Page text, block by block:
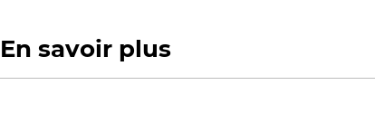
En savoir plus